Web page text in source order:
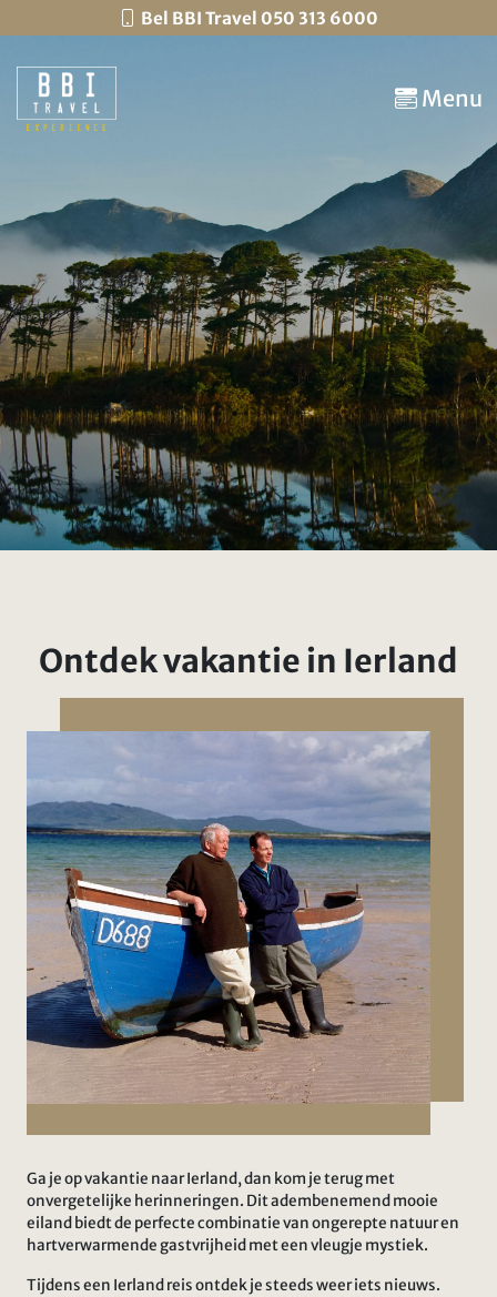
Bel BBI Travel 050 313 6000
Menu
Ontdek vakantie in Ierland
Ga je op vakantie naar Ierland, dan kom je terug met
onvergetelijke herinneringen. Dit adembenemend mooie
eiland biedt de perfecte combinatie van ongerepte natuur en
hartverwarmende gastvrijheid met een vleugje mystiek.
Tijdens een Ierland reis ontdek je steeds weer iets nieuws.